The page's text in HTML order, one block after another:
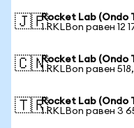
🇯🇵Rocket Lab (Ondo
1 RKLBon равен 12
🇨🇳Rocket Lab (Ondo
1 RKLBon равен
🇹🇷Rocket Lab (Ondo
1 RKLBon равен 3